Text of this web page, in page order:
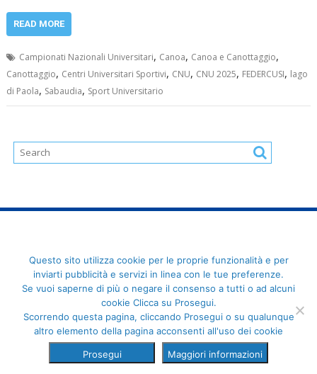
READ MORE
Campionati Nazionali Universitari, Canoa, Canoa e Canottaggio,
Canottaggio, Centri Universitari Sportivi, CNU, CNU 2025, FEDERCUSI, lago
di Paola, Sabaudia, Sport Universitario
FederCUSI: Federazione Italiana dello Sport Universitario - Via
Angelo Brofferio, 7 - 00195 Roma - C.F. 80109270589
Questo sito utilizza cookie per le proprie funzionalità e per
inviarti pubblicità e servizi in linea con le tue preferenze.
Se vuoi saperne di più o negare il consenso a tutti o ad alcuni
cookie Clicca su Prosegui.
Scorrendo questa pagina, cliccando Prosegui o su qualunque
altro elemento della pagina acconsenti all'uso dei cookie
Prosegui Maggiori informazioni